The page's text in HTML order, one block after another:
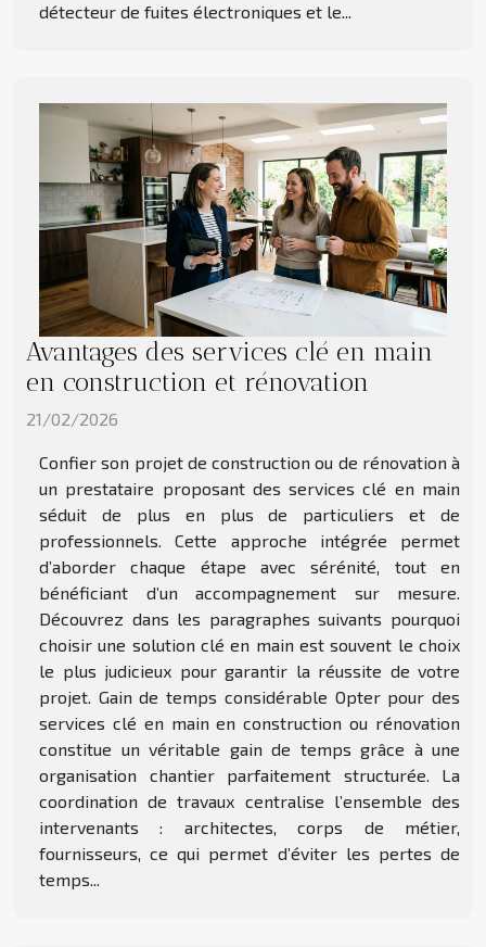
détecteur de fuites électroniques et le...
Avantages des services clé en main
en construction et rénovation
21/02/2026
Confier son projet de construction ou de rénovation à
un prestataire proposant des services clé en main
séduit de plus en plus de particuliers et de
professionnels. Cette approche intégrée permet
d’aborder chaque étape avec sérénité, tout en
bénéficiant d’un accompagnement sur mesure.
Découvrez dans les paragraphes suivants pourquoi
choisir une solution clé en main est souvent le choix
le plus judicieux pour garantir la réussite de votre
projet. Gain de temps considérable Opter pour des
services clé en main en construction ou rénovation
constitue un véritable gain de temps grâce à une
organisation chantier parfaitement structurée. La
coordination de travaux centralise l’ensemble des
intervenants : architectes, corps de métier,
fournisseurs, ce qui permet d’éviter les pertes de
temps...